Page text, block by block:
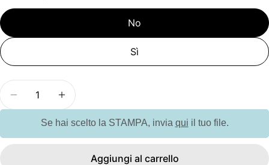
No
Sì
Diminuisci la quantità per GO9614 Penna di
Aumenta la quantità per GO9614
Se hai scelto la STAMPA, invia qui il tuo file.
Aggiungi al carrello